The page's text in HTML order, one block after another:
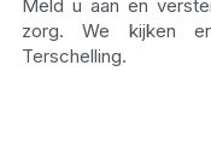
Meld u aan en
zorg. We kijken
Terschelling.